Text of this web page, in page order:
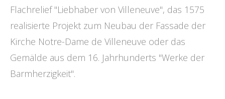
Flachrelief "Liebhaber von Villeneuve", das 1575
realisierte Projekt zum Neubau der Fassade der
Kirche Notre-Dame de Villeneuve oder das
Gemälde aus dem 16. Jahrhunderts "Werke der
Barmherzigkeit".